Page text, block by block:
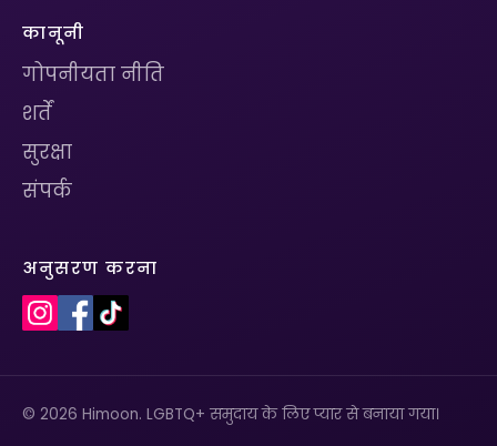
कानूनी
गोपनीयता नीति
शर्तें
सुरक्षा
संपर्क
अनुसरण करना
© 2026 Himoon. LGBTQ+ समुदाय के लिए प्यार से बनाया गया।